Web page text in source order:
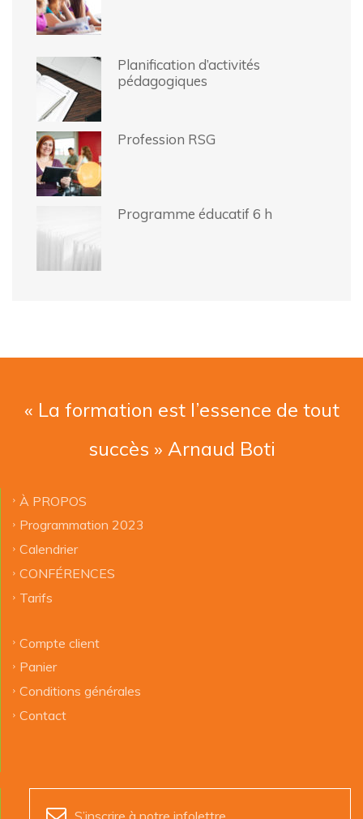
Planification d’activités
pédagogiques
Profession RSG
Programme éducatif 6 h
« La formation est l’essence de tout
succès » Arnaud Boti
À PROPOS
Programmation 2023
Calendrier
CONFÉRENCES
Tarifs
Compte client
Panier
Conditions générales
Contact
S’inscrire à notre infolettre